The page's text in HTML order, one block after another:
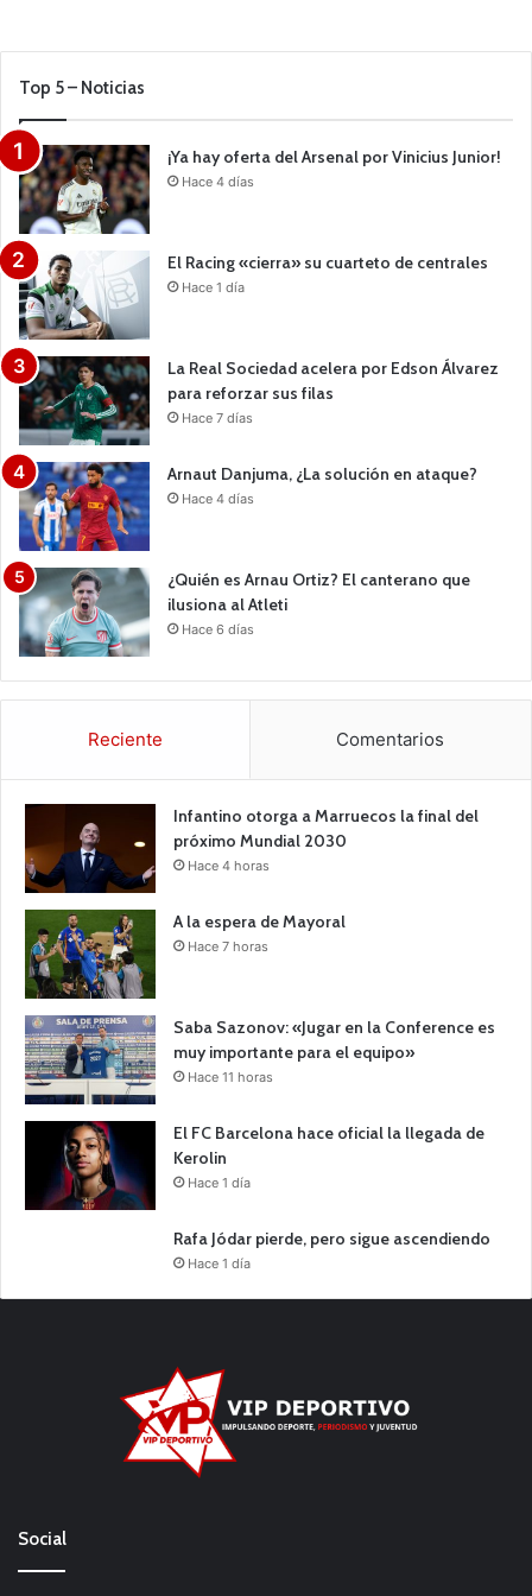
Top 5 – Noticias
¡Ya hay oferta del Arsenal por Vinicius Junior!
Hace 4 días
El Racing «cierra» su cuarteto de centrales
Hace 1 día
La Real Sociedad acelera por Edson Álvarez
para reforzar sus filas
Hace 7 días
Arnaut Danjuma, ¿La solución en ataque?
Hace 4 días
¿Quién es Arnau Ortiz? El canterano que
ilusiona al Atleti
Hace 6 días
Reciente Comentarios
Infantino otorga a Marruecos la final del
próximo Mundial 2030
Hace 4 horas
A la espera de Mayoral
Hace 7 horas
Saba Sazonov: «Jugar en la Conference es
muy importante para el equipo»
Hace 11 horas
El FC Barcelona hace oficial la llegada de
Kerolin
Hace 1 día
Rafa Jódar pierde, pero sigue ascendiendo
Hace 1 día
Social